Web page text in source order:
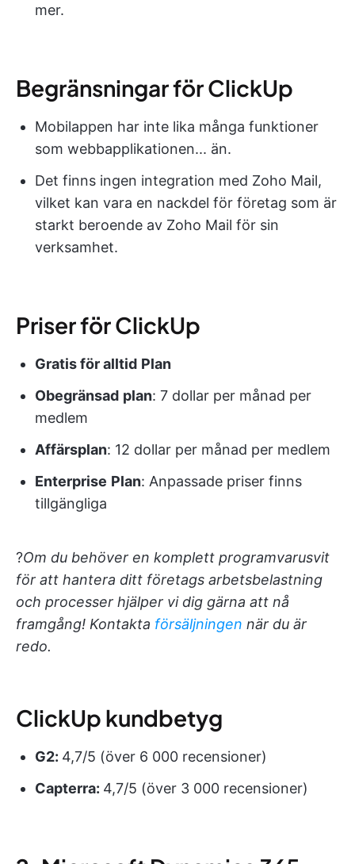
mer.
Begränsningar för ClickUp
Mobilappen har inte lika många funktioner
som webbapplikationen... än.
Det finns ingen integration med Zoho Mail,
vilket kan vara en nackdel för företag som är
starkt beroende av Zoho Mail för sin
verksamhet.
Priser för ClickUp
Gratis för alltid Plan
Obegränsad plan: 7 dollar per månad per
medlem
Affärsplan: 12 dollar per månad per medlem
Enterprise Plan: Anpassade priser finns
tillgängliga
?Om du behöver en komplett programvarusvit
för att hantera ditt företags arbetsbelastning
och processer hjälper vi dig gärna att nå
framgång! Kontakta försäljningen när du är
redo.
ClickUp kundbetyg
G2: 4,7/5 (över 6 000 recensioner)
Capterra: 4,7/5 (över 3 000 recensioner)